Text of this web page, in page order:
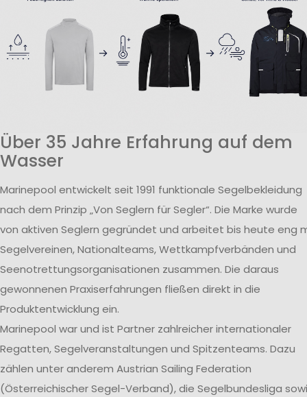
Über 35 Jahre Erfahrung auf dem
Wasser
Marinepool entwickelt seit 1991 funktionale Segelbekleidung
nach dem Prinzip „Von Seglern für Segler“. Die Marke wurde
von aktiven Seglern gegründet und arbeitet bis heute eng
Segelvereinen, Nationalteams, Wettkampfverbänden und
Seenotrettungsorganisationen zusammen. Die daraus
gewonnenen Praxiserfahrungen fließen direkt in die
Produktentwicklung ein.
Marinepool war und ist Partner zahlreicher internationaler
Regatten, Segelveranstaltungen und Spitzenteams. Dazu
zählen unter anderem Austrian Sailing Federation
(Österreichischer Segel-Verband), die Segelbundesliga